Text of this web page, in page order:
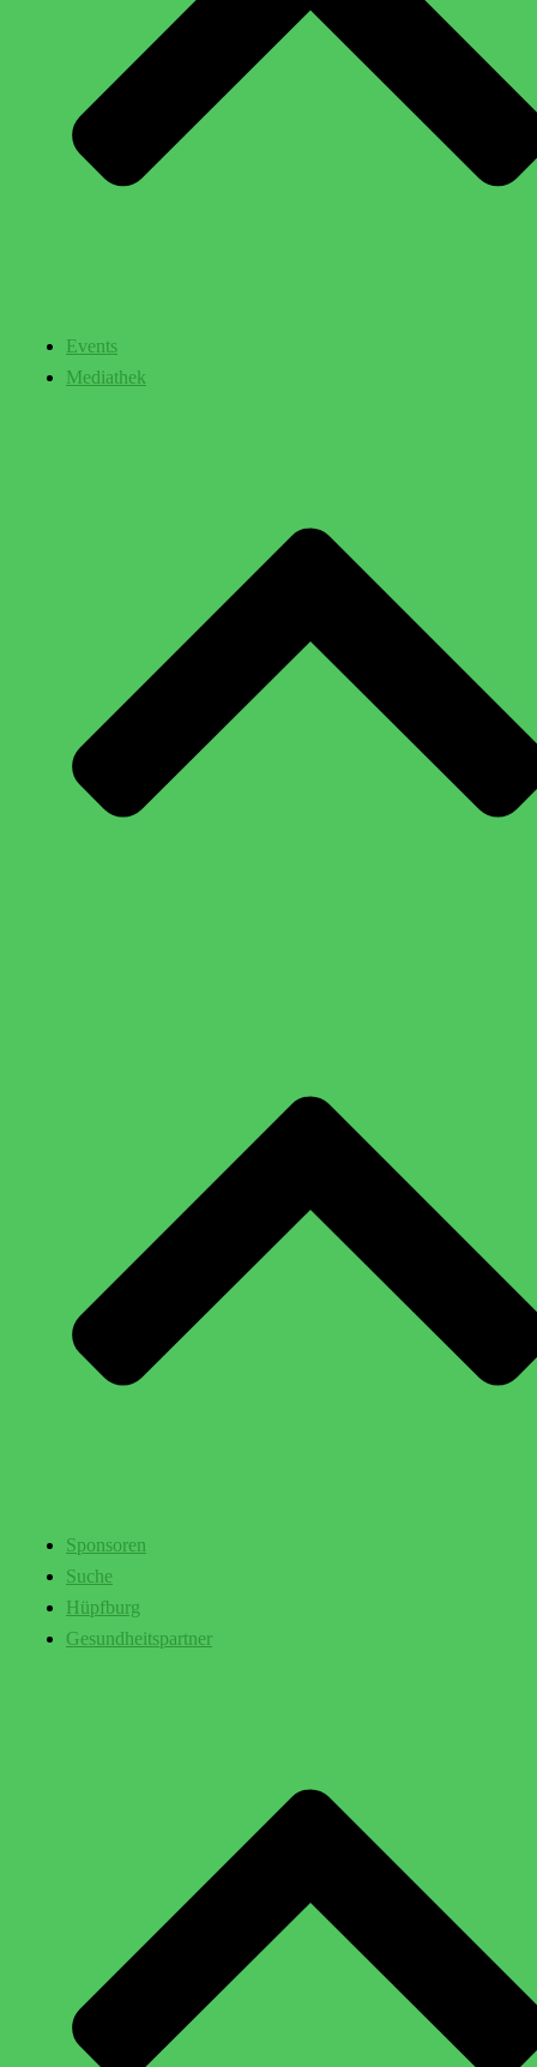
Events
Mediathek
Sponsoren
Suche
Hüpfburg
Gesundheitspartner